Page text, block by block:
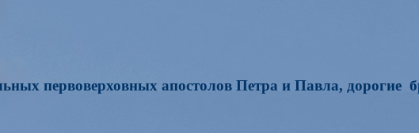
первоверховных апостолов Петра и Павла, дорогие